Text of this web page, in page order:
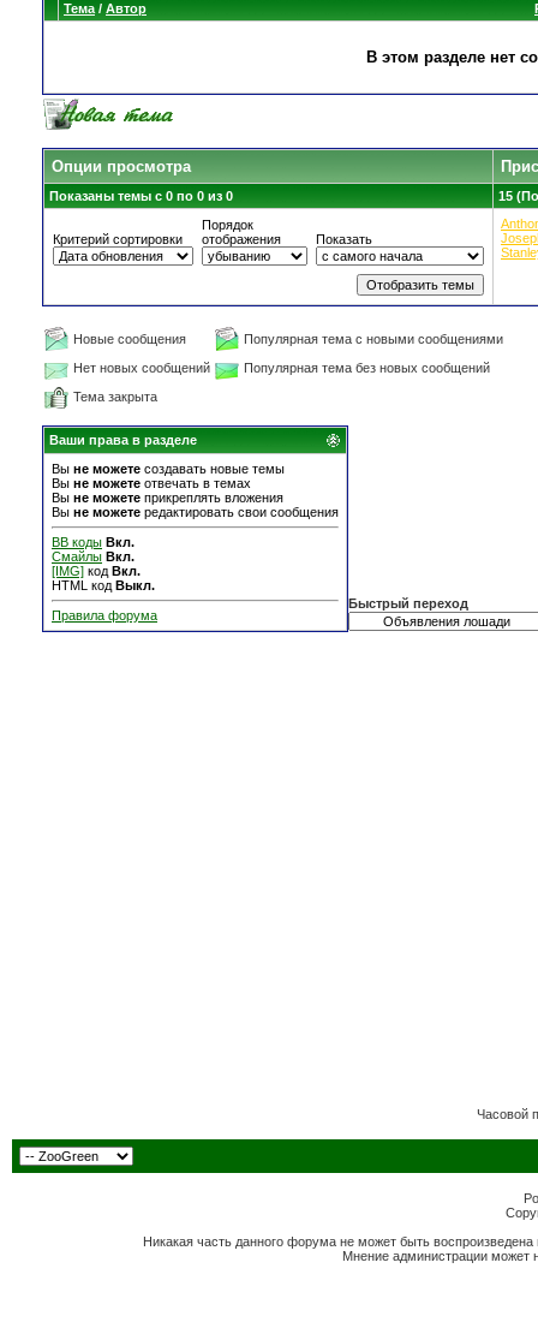
Тема / Автор
В этом разделе нет
Опции просмотра
Показаны темы с 0 по 0 из 0 15
Критерий сортировки
Порядок
отображения
Показать
Новые сообщения
Популярная тема с новыми сообщениями
Нет новых сообщений
Популярная тема без новых сообщений
Тема закрыта
Ваши права в разделе
Вы не можете создавать новые темы
Вы не можете отвечать в темах
Вы не можете прикреплять вложения
Вы не можете редактировать свои сообщения
BB коды Вкл.
Смайлы Вкл.
[IMG] код Вкл.
HTML код Выкл.
Правила форума
Быстрый переход
Часовой
Никакая часть данного форума не может быть
Мнение администрации может